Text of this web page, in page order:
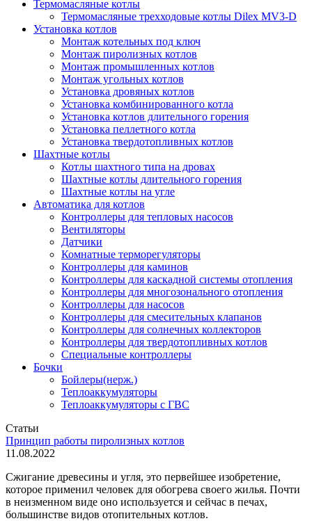
Термомасляные котлы
Термомасляные трехходовые котлы Dilex MV3-D
Установка котлов
Монтаж котельных под ключ
Монтаж пиролизных котлов
Монтаж промышленных котлов
Монтаж угольных котлов
Установка дровяных котлов
Установка комбинированного котла
Установка котлов длительного горения
Установка пеллетного котла
Установка твердотопливных котлов
Шахтные котлы
Котлы шахтного типа на дровах
Шахтные котлы длительного горения
Шахтные котлы на угле
Автоматика для котлов
Контроллеры для тепловых насосов
Вентиляторы
Датчики
Комнатные терморегуляторы
Контроллеры для каминов
Контроллеры для каскадной системы отопления
Контроллеры для многозонального отопления
Контроллеры для насосов
Контроллеры для смесительных клапанов
Контроллеры для солнечных коллекторов
Контроллеры для твердотопливных котлов
Специальные контроллеры
Бочки
Бойлеры(нерж.)
Теплоаккумуляторы
Теплоаккумуляторы с ГВС
Статьи
Принцип работы пиролизных котлов
11.08.2022
Сжигание древесины и угля, это первейшее изобретение,
которое применил человек для обогрева своего жилья. Почти
в неизменном виде оно используется и сейчас в печах,
большинстве видов отопительных котлов.